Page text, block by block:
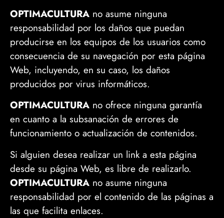
OPTIMACULTURA no asume ninguna
responsabilidad por los daños que puedan
producirse en los equipos de los usuarios como
consecuencia de su navegación por esta página
Web, incluyendo, en su caso, los daños
producidos por virus informáticos.
OPTIMACULTURA no ofrece ninguna garantía
en cuanto a la subsanación de errores de
funcionamiento o actualización de contenidos.
Si alguien desea realizar un link a esta página
desde su página Web, es libre de realizarlo.
OPTIMACULTURA no asume ninguna
responsabilidad por el contenido de las páginas a
las que facilita enlaces.